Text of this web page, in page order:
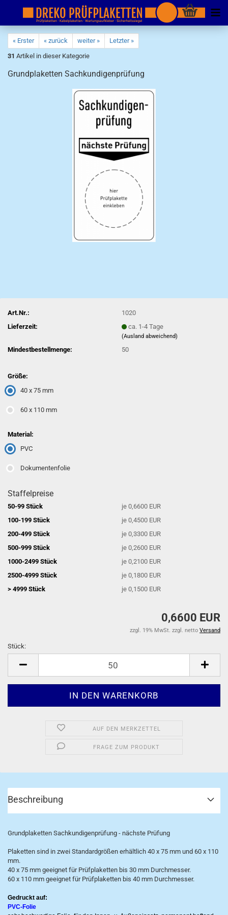
« Erster « zurück weiter »
Letzter »
31 Artikel in dieser Kategorie
Grundplaketten Sachkundigenprüfung
Art.Nr.:
1020
Lieferzeit:
ca. 1-4 Tage
(Ausland abweichend)
Mindestbestellmenge: 50
Größe:
40 x 75 mm
60 x 110 mm
Material:
PVC
Dokumentenfolie
Staffelpreise
50-99 Stück
je 0,6600 EUR
100-199 Stück
je 0,4500 EUR
200-499 Stück
je 0,3300 EUR
500-999 Stück
je 0,2600 EUR
1000-2499 Stück
je 0,2100 EUR
2500-4999 Stück
je 0,1800 EUR
> 4999 Stück
je 0,1500 EUR
0,6600 EUR
zzgl. 19% MwSt. zzgl. netto Versand
Stück:
AUF DEN MERKZETTEL
FRAGE ZUM PRODUKT
Beschreibung
Grundplaketten Sachkundigenprüfung - nächste Prüfung
Plaketten sind in zwei Standardgrößen erhältlich 40 x 75 mm und 60 x 110
mm.
40 x 75 mm geeignet für Prüfplaketten bis 30 mm Durchmesser.
60 x 110 mm geeignet für Prüfplaketten bis 40 mm Durchmesser.
Gedruckt auf:
PVC-Folie